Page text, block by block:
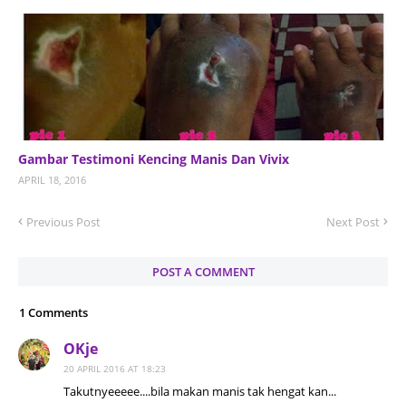
Gambar Testimoni Kencing Manis Dan Vivix
APRIL 18, 2016
Previous Post Next Post
POST A COMMENT
1 Comments
OKje
20 APRIL 2016 AT 18:23
Takutnyeeeee....bila makan manis tak hengat kan...